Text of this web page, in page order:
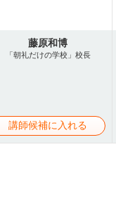
藤原和博
「朝礼だけの学校」校長
講師候補に入れる